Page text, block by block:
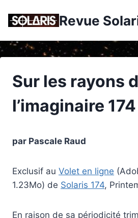
Revue
Sur les rayons
l’imaginaire 174
par Pascale Raud
Exclusif au Volet en ligne
1.23Mo) de Solaris 174,
En raison de sa périodicité